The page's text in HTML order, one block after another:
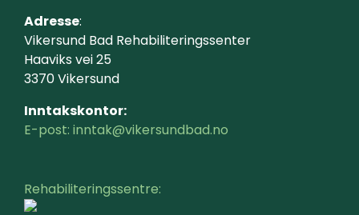
Adresse:
Vikersund Bad Rehabiliteringssenter
Haaviks vei 25
3370 Vikersund
Inntakskontor:
E-post: inntak@vikersundbad.no
Rehabiliteringssentre: